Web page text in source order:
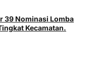
39 Nominasi Lomba
Kecamatan.